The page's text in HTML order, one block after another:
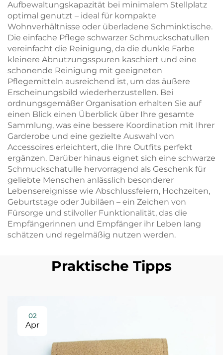
Aufbewaltungskapazität bei minimalem Stellplatz
optimal genutzt – ideal für kompakte
Wohnverhältnisse oder überladene Schminktische.
Die einfache Pflege schwarzer Schmuckschatullen
vereinfacht die Reinigung, da die dunkle Farbe
kleinere Abnutzungsspuren kaschiert und eine
schonende Reinigung mit geeigneten
Pflegemitteln ausreichend ist, um das äußere
Erscheinungsbild wiederherzustellen. Bei
ordnungsgemäßer Organisation erhalten Sie auf
einen Blick einen Überblick über Ihre gesamte
Sammlung, was eine bessere Koordination mit Ihrer
Garderobe und eine gezielte Auswahl von
Accessoires erleichtert, die Ihre Outfits perfekt
ergänzen. Darüber hinaus eignet sich eine schwarze
Schmuckschatulle hervorragend als Geschenk für
geliebte Menschen anlässlich besonderer
Lebensereignisse wie Abschlussfeiern, Hochzeiten,
Geburtstage oder Jubiläen – ein Zeichen von
Fürsorge und stilvoller Funktionalität, das die
Empfängerinnen und Empfänger ihr Leben lang
schätzen und regelmäßig nutzen werden.
Praktische Tipps
02
Apr